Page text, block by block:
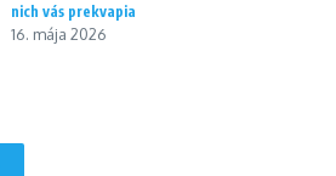
nich vás prekvapia
16. mája 2026